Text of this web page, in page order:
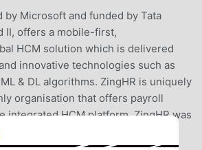
by Microsoft and funded by Tata
II, offers a mobile-first,
HCM solution which is delivered
innovative technologies such as
& DL algorithms. ZingHR is uniquely
organisation that offers payroll
integrated HCM platform. ZingHR was
as Customer’s Choice in 2024 in